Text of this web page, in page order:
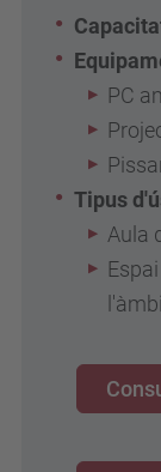
PC
Tipus
Aula